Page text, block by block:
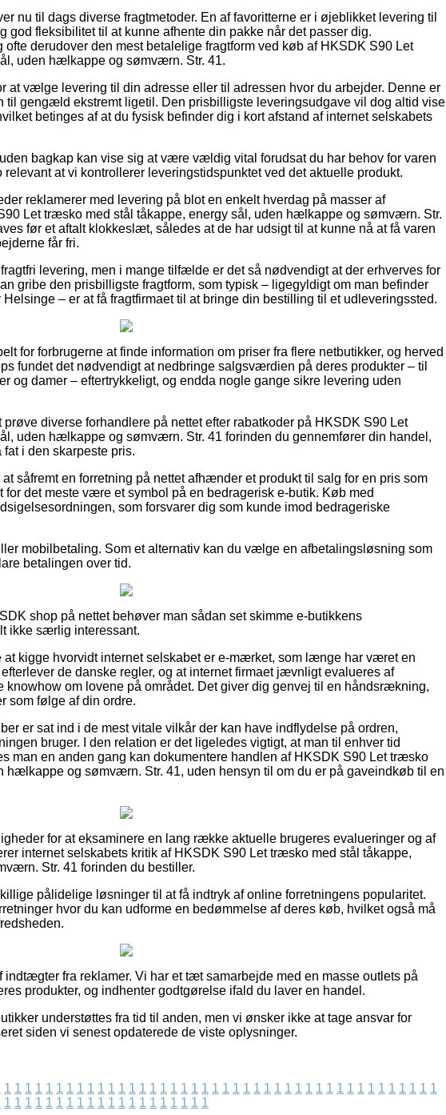
nu til dags diverse fragtmetoder. En af favoritterne er i øjeblikket levering til
god fleksibilitet til at kunne afhente din pakke når det passer dig.
ofte derudover den mest betalelige fragtform ved køb af HKSDK S90 Let
uden hælkappe og sømværn. Str. 41.
at vælge levering til din adresse eller til adressen hvor du arbejder. Denne er
til gengæld ekstremt ligetil. Den prisbilligste leveringsudgave vil dog altid vise
betinges af at du fysisk befinder dig i kort afstand af internet selskabets
bagkap kan vise sig at være vældig vital forudsat du har behov for varen
relevant at vi kontrollerer leveringstidspunktet ved det aktuelle produkt.
reklamerer med levering på blot en enkelt hverdag på masser af
Let træsko med stål tåkappe, energy sål, uden hælkappe og sømværn. Str.
før et aftalt klokkeslæt, således at de har udsigt til at kunne nå at få varen
får fri.
levering, men i mange tilfælde er det så nødvendigt at der erhverves for
gribe den prisbilligste fragtform, som typisk – ligegyldigt om man befinder
– er at få fragtfirmaet til at bringe din bestilling til et udleveringssted.
for forbrugerne at finde information om priser fra flere netbutikker, og herved
fundet det nødvendigt at nedbringe salgsværdien på deres produkter – til
og damer – eftertrykkeligt, og endda nogle gange sikre levering uden
prøve diverse forhandlere på nettet efter rabatkoder på HKSDK S90 Let
uden hælkappe og sømværn. Str. 41 forinden du gennemfører din handel,
i den skarpeste pris.
såfremt en forretning på nettet afhænder et produkt til salg for en pris som
for det meste være et symbol på en bedragerisk e-butik. Køb med
som forsvarer dig som kunde imod bedrageriske
mobilbetaling. Som et alternativ kan du vælge en afbetalingsløsning som
betalingen over tid.
shop på nettet behøver man sådan set skimme e-butikkens
ikke særlig interessant.
at kigge hvorvidt internet selskabet er e-mærket, som længe har været en
de danske regler, og at internet firmaet jævnligt evalueres af
knowhow om lovene på området. Det giver dig genvej til en håndsrækning,
som følge af din ordre.
er sat ind i de mest vitale vilkår der kan have indflydelse på ordren,
bruger. I den relation er det ligeledes vigtigt, at man til enhver tid
man en anden gang kan dokumentere handlen af HKSDK S90 Let træsko
hælkappe og sømværn. Str. 41, uden hensyn til om du er på gaveindkøb til en
for at eksaminere en lang række aktuelle brugeres evalueringer og af
internet selskabets kritik af HKSDK S90 Let træsko med stål tåkappe,
Str. 41 forinden du bestiller.
pålidelige løsninger til at få indtryk af online forretningens popularitet.
hvor du kan udforme en bedømmelse af deres køb, hvilket også må
indtægter fra reklamer. Vi har et tæt samarbejde med en masse outlets på
produkter, og indhenter godtgørelse ifald du laver en handel.
understøttes fra tid til anden, men vi ønsker ikke at tage ansvar for
siden vi senest opdaterede de viste oplysninger.
1 1 1 1 1 1 1 1 1 1 1 1 1 1 1 1 1 1 1 1 1 1 1 1 1 1 1 1 1 1 1 1 1 1 1 1 1 1 1 1 1 1
1 1 1 1 1 1 1 1 1 1 1 1 1 1 1 1 1 1 1 1